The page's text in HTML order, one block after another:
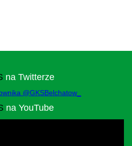
na Twitterze
@GKSBelchatow_
na YouTube